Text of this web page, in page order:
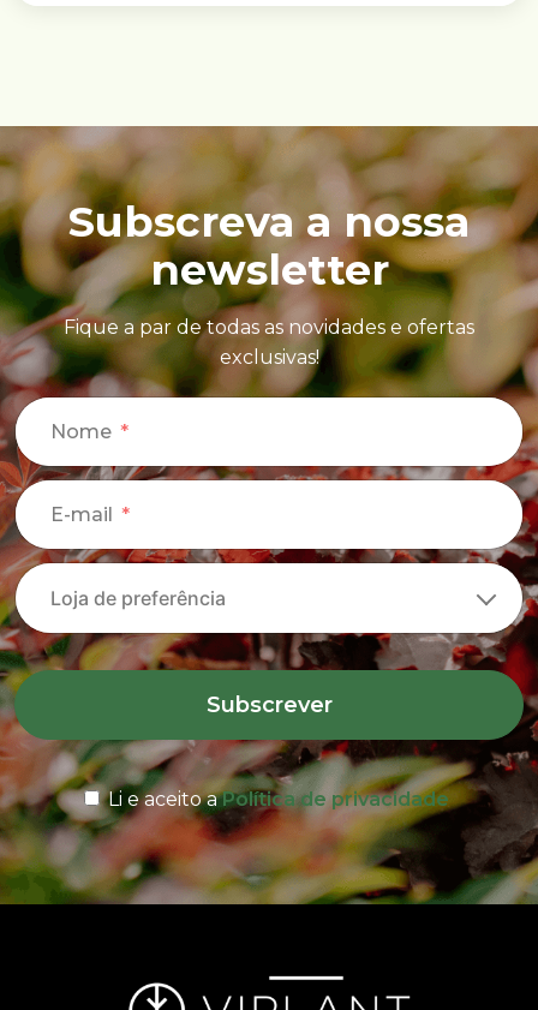
Subscreva a nossa
newsletter
Fique a par de todas as novidades e ofertas
exclusivas!
Nome
E-mail
Subscrever
Li e aceito aPolítica de privacidade